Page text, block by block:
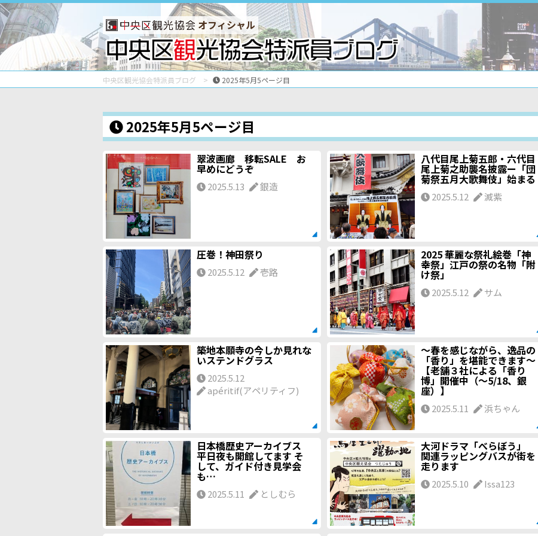
オフィシャル
中央区観光協会特派員ブログ 2025年5月5ページ目
2025年5月5ページ目
翠波画廊 移転SALE お
早めにどうぞ
2025.5.13 銀造
八代目尾上菊五郎・六代目
尾上菊之助襲名披露ー「団
菊祭五月大歌舞伎」始まる
2025.5.12 滅紫
圧巻！神田祭り
2025.5.12 壱路
2025 華麗な祭礼絵巻「神
幸祭」江戸の祭の名物「附
け祭」
2025.5.12 サム
築地本願寺の今しか見れな
いステンドグラス
2025.5.12
apéritif(アペリティフ)
～春を感じながら、逸品の
「香り」を堪能できます～
【老舗３社による「香り
博」開催中（～5/18、銀
座）】
2025.5.11 浜ちゃん
日本橋歴史アーカイブス
平日夜も開館してます そ
して、ガイド付き見学会
も…
2025.5.11 としむら
大河ドラマ「べらぼう」
関連ラッピングバスが街を
走ります
2025.5.10 Issa123